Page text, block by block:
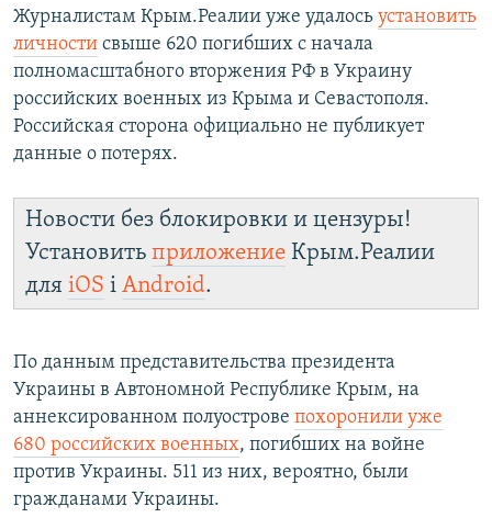
Журналистам Крым.Реалии уже удалось установить
личности свыше 620 погибших с начала
полномасштабного вторжения РФ в Украину
российских военных из Крыма и Севастополя.
Российская сторона официально не публикует
данные о потерях.
Новости без блокировки и цензуры!
Установить приложение Крым.Реалии
для iOS і Android.
По данным представительства президента
Украины в Автономной Республике Крым, на
аннексированном полуострове похоронили уже
680 российских военных, погибших на войне
против Украины. 511 из них, вероятно, были
гражданами Украины.